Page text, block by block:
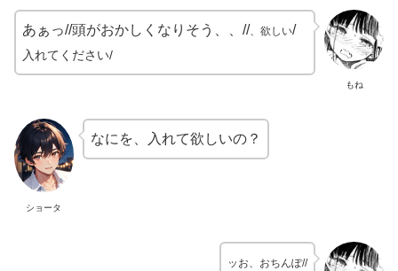
もね
あぁっ//頭がおかしくなりそう、、//、欲しい/
入れてください/
ショータ
なにを、入れて欲しいの？
ッお、おちんぽ//